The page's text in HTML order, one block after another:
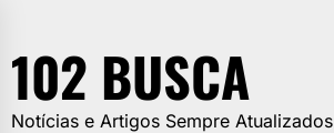
the
content
102 BUSCA
Notícias e Artigos Sempre Atualizados